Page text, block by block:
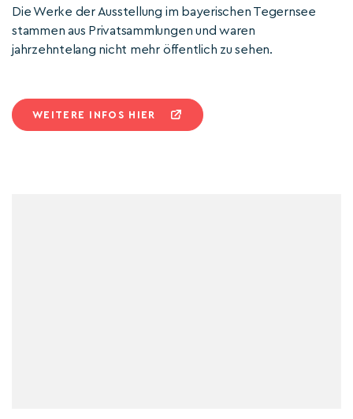
Die Werke der Ausstellung im bayerischen Tegernsee
stammen aus Privatsammlungen und waren
jahrzehntelang nicht mehr öffentlich zu sehen.
WEITERE INFOS HIER